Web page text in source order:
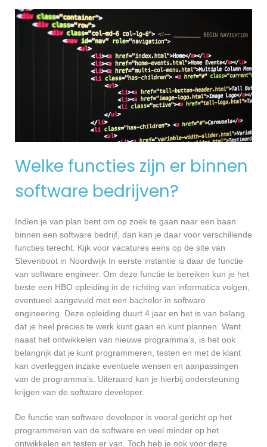
Welke functies zijn er binnen
software bedrijven?
Indien je van plan bent om op zoek te gaan naar een baan
binnen een software bedrijf, dan kan je daar voor verschillende
functies terecht. Kijk voor vacatures eens op de site van
Stevenboot in Noordwijk In eerste instantie is daar de functie
van software engineer. Om deze functie te bereiken kun je het
beste een HBO opleiding in de richting van informatica volgen,
eventueel aangevuld met een bachelor in software
engineering. Deze opleiding duurt 4 jaar en het is van belang
dat je heel precies te werk kunt gaan en kunt plannen. Want
naast het ontwikkelen van nieuwe programma’s, is het ook
belangrijk dat je kunt programmeren, testen en met de klant
kan overleggen inzake eventuele wensen en aanpassingen
van de programma’s. Uiteraard kan je hierbij ondersteuning
krijgen van de software developer.
De functie van software developer is vooral gericht op het
programmeren van de software en veel minder op het
ontwikkelen en testen er van. Toch heb je ook voor deze